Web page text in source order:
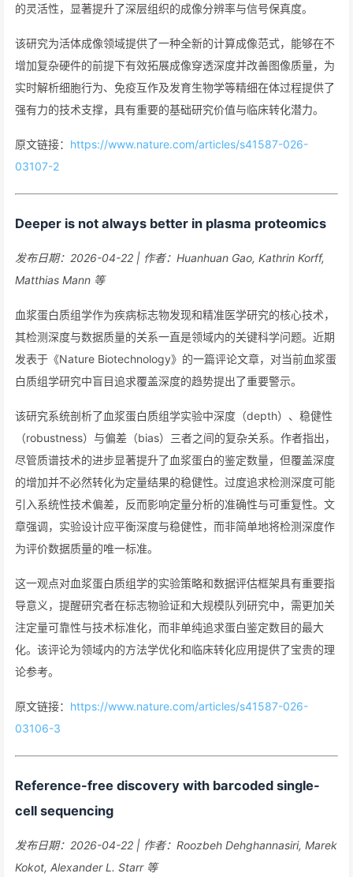
的灵活性，显著提升了深层组织的成像分辨率与信号保真度。
该研究为活体成像领域提供了一种全新的计算成像范式，能够在不
增加复杂硬件的前提下有效拓展成像穿透深度并改善图像质量，为
实时解析细胞行为、免疫互作及发育生物学等精细在体过程提供了
强有力的技术支撑，具有重要的基础研究价值与临床转化潜力。
原文链接： https://www.nature.com/articles/s41587-026-
03107-2
Deeper is not always better in plasma proteomics
发布日期：2026-04-22 | 作者：Huanhuan Gao, Kathrin Korff,
Matthias Mann 等
血浆蛋白质组学作为疾病标志物发现和精准医学研究的核心技术，
其检测深度与数据质量的关系一直是领域内的关键科学问题。近期
发表于《Nature Biotechnology》的一篇评论文章，对当前血浆蛋
白质组学研究中盲目追求覆盖深度的趋势提出了重要警示。
该研究系统剖析了血浆蛋白质组学实验中深度（depth）、稳健性
（robustness）与偏差（bias）三者之间的复杂关系。作者指出，
尽管质谱技术的进步显著提升了血浆蛋白的鉴定数量，但覆盖深度
的增加并不必然转化为定量结果的稳健性。过度追求检测深度可能
引入系统性技术偏差，反而影响定量分析的准确性与可重复性。文
章强调，实验设计应平衡深度与稳健性，而非简单地将检测深度作
为评价数据质量的唯一标准。
这一观点对血浆蛋白质组学的实验策略和数据评估框架具有重要指
导意义，提醒研究者在标志物验证和大规模队列研究中，需更加关
注定量可靠性与技术标准化，而非单纯追求蛋白鉴定数目的最大
化。该评论为领域内的方法学优化和临床转化应用提供了宝贵的理
论参考。
原文链接： https://www.nature.com/articles/s41587-026-
03106-3
Reference-free discovery with barcoded single-
cell sequencing
发布日期：2026-04-22 | 作者：Roozbeh Dehghannasiri, Marek
Kokot, Alexander L. Starr 等